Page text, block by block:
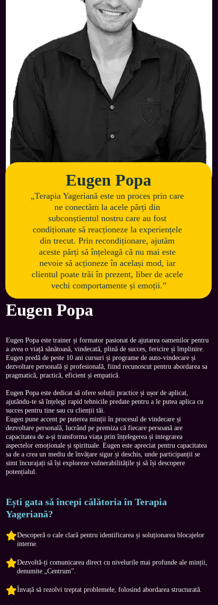
Eugen Popa
„Terapia Yageriană este un proces prin care
ne conectăm la acele părți din
subconștientul nostru care au fost
condiționate să reacționeze la experiențele
din trecut. Prin recondiționare, ajutăm
aceste părți să înțeleagă că nu mai este
nevoie să acționeze în același mod, iar
clientul poate trăi în prezent, liber de acele
vechi comportamente și emoții.”
Eugen Popa
Eugen Popa este trainer și formator pasionat de ajutarea oamenilor pentru
a avea o viață sănătoasă, vindecată, plină de succes, fericire și împlinire.
Eugen predă de peste 10 ani cursuri și programe de auto-vindecare și
dezvoltare personală și profesională, fiind recunoscut pentru abordarea sa
pragmatică, practică, eficient și empatică.
Eugen Popa este dedicat să ofere soluții practice și ușor de aplicat,
ajutându-te să înțelegi rapid tehnicile predate pentru a le putea aplica cu
succes pentru tine sau cu clienții tăi.
Eugen pune accent pe puterea minții în procesul de vindecare și
dezvoltare personală, lucrând pe premiza că fiecare persoană are
capacitatea de a-și transforma viața prin înțelegerea și integrarea
aspectelor emoționale și spirituale. Eugen este apreciat pentru capacitatea
sa de a crea un mediu de învățare sigur și deschis, unde participanții se
simt încurajați să își exploreze vulnerabilitățile și să își descopere
potențialul.
Ești gata să începi călătoria în Terapia
Yageriană?
Descoperă o cale clară pentru identificarea și soluționarea blocajelor
interne.
Dezvoltă-ți comunicarea direct cu nivelurile mai profunde ale minții,
denumite „Centrum”.
Învață să rezolvi treptat problemele, folosind abordarea structurată.